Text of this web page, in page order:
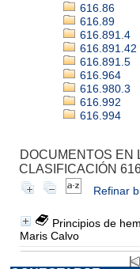
616.86
616.89
616.891.4
616.891.42
616.891.5
616.964
616.980.3
616.992
616.994
DOCUMENTOS EN
CLASIFICACIÓN
Refinar
Principios de
Maris Calvo